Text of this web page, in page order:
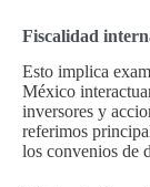
Fiscalidad
Esto implica
México
inversores y
referimos
los convenios de